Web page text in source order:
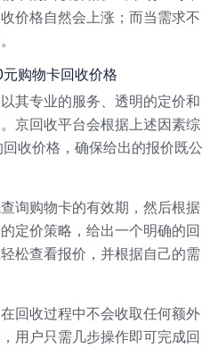
价格自然会上涨；而当需求不
购物卡回收价格
其专业的服务、透明的定价和
京回收平台会根据上述因素综
收价格，确保给出的报价既公
询购物卡的有效期，然后根据
定价策略，给出一个明确的回
松查看报价，并根据自己的需
回收过程中不会收取任何额外
用户只需几步操作即可完成回